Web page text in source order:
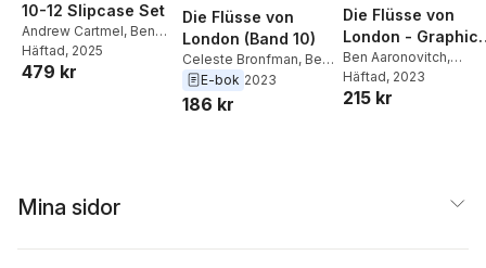
10-12 Slipcase Set
Andrew Cartmel, Ben
Aaronovitch,
Maria Beroy
Häftad, 2025
479 kr
Die Flüsse von
London (Band 10)
Celeste Bronfman, Ben
Aaronovitch
E-bok 2023
186 kr
Die Flüsse von
London - Graphic
Novel
Ben Aaronovitch,
Andrew Cartmel
Joseph Maria Beroy
Häftad, 2023
215 kr
Mina sidor